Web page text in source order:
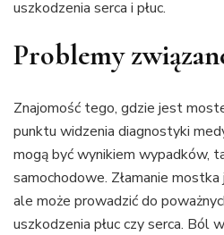
uszkodzenia serca i płuc.
Problemy
Znajomość tego, gdzie jest
punktu widzenia diagnostyki
mogą być wynikiem wypadków,
samochodowe. Złamanie
ale może prowadzić do
uszkodzenia płuc czy serca. Ból